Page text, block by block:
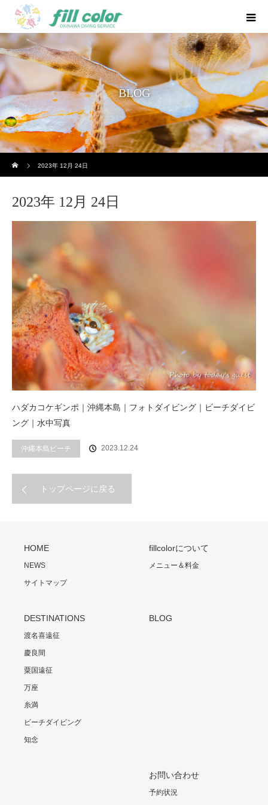
BLOG
2023年 12月 24日
2023年 12月 24日
ハダカコケギンポ｜沖縄本島｜フォトダイビング｜ビーチダイビ
ング｜水中写真
沖縄本島ビーチ 2023.12.24
トップページに戻る
HOME
NEWS
サイトマップ
fillcolorについて
メニュー＆料金
DESTINATIONS
渡名喜遠征
慶良間
粟国遠征
万座
糸満
ビーチダイビング
知念
BLOG
お問い合わせ
予約状況